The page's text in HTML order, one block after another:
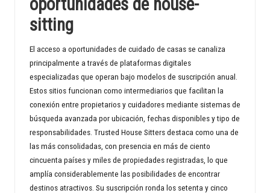
oportunidades de house-
sitting
El acceso a oportunidades de cuidado de casas se canaliza
principalmente a través de plataformas digitales
especializadas que operan bajo modelos de suscripción anual.
Estos sitios funcionan como intermediarios que facilitan la
conexión entre propietarios y cuidadores mediante sistemas de
búsqueda avanzada por ubicación, fechas disponibles y tipo de
responsabilidades. Trusted House Sitters destaca como una de
las más consolidadas, con presencia en más de ciento
cincuenta países y miles de propiedades registradas, lo que
amplía considerablemente las posibilidades de encontrar
destinos atractivos. Su suscripción ronda los setenta y cinco